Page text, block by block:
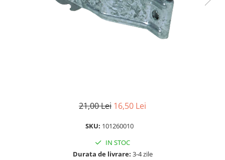
Testere pentru Gard Electric
21,00 Lei 16,50 Lei
SKU: 101260010
IN STOC
Durata de livrare: 3-4 zile